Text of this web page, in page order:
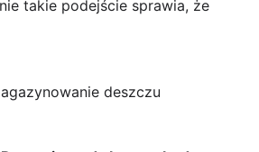
takie podejście sprawia, że
deszczu